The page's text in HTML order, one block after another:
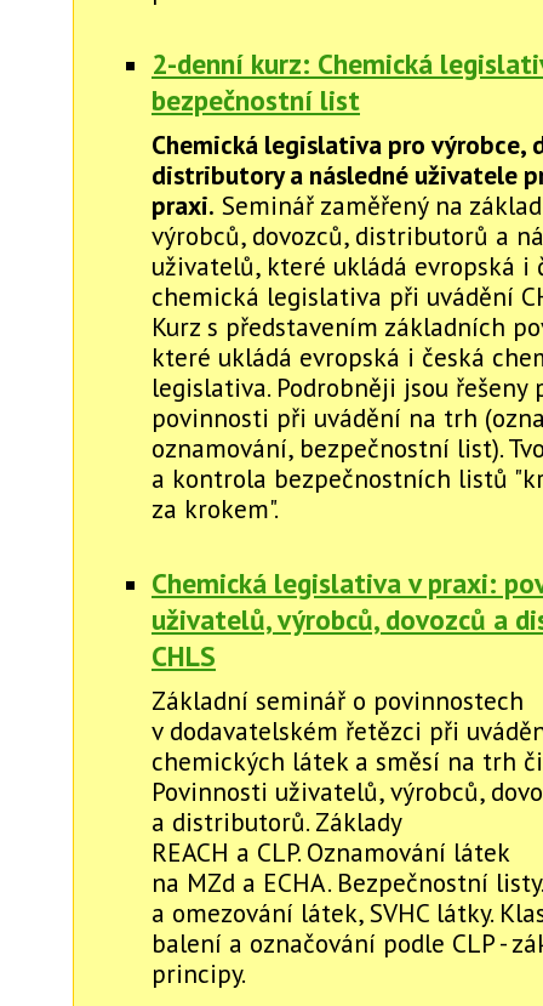
2-denní kurz: Chemická
bezpečnostní list
Chemická legislativa pro výrobce,
distributory a následné uživatele
praxi. Seminář zaměřený na
výrobců, dovozců, distributorů a
uživatelů, které ukládá evropská i
chemická legislativa při uvádění
Kurz s představením základních
které ukládá evropská i česká
legislativa. Podrobněji jsou řešeny
povinnosti při uvádění na trh
oznamování, bezpečnostní list).
a kontrola bezpečnostních listů
za krokem".
Chemická legislativa v praxi:
uživatelů, výrobců, dovozců a
CHLS
Základní seminář o povinnostech
v dodavatelském řetězci při
chemických látek a směsí na trh
Povinnosti uživatelů, výrobců,
a distributorů. Základy
REACH a CLP. Oznamování látek
na MZd a ECHA. Bezpečnostní
a omezování látek, SVHC látky.
balení a označování podle CLP -
principy.